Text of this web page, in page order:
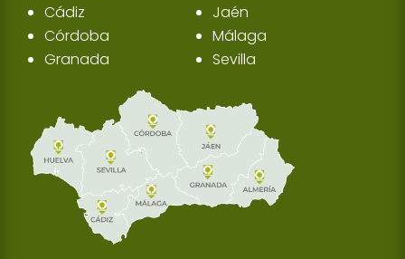
Cádiz
Córdoba
Granada
Jaén
Málaga
Sevilla